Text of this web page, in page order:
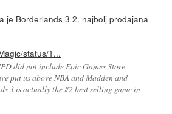
je Borderlands 3 2. najbolj prodajana
status/1...
did not include Epic Games Store
put us above NBA and Madden and
3 is actually the #2 best selling game in